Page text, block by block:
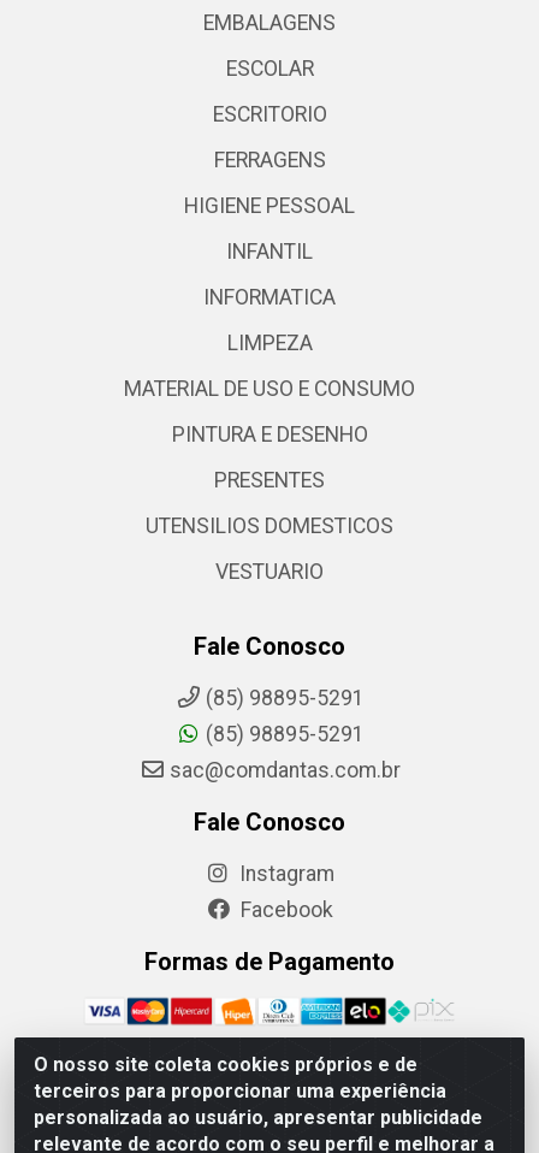
O nosso site coleta cookies próprios e de
terceiros para proporcionar uma experiência
personalizada ao usuário, apresentar publicidade
relevante de acordo com o seu perfil e melhorar a
EMBALAGENS
ESCOLAR
ESCRITORIO
FERRAGENS
HIGIENE PESSOAL
INFANTIL
INFORMATICA
LIMPEZA
MATERIAL DE USO E CONSUMO
PINTURA E DESENHO
PRESENTES
UTENSILIOS DOMESTICOS
VESTUARIO
Fale Conosco
(85) 98895-5291
(85) 98895-5291
sac@comdantas.com.br
Fale Conosco
Instagram
Facebook
Formas de Pagamento
Rafael & Dantas LTDA - Rua Floriano Peixoto, 137- Centro,
CEP: 60025-130 | CNPJ: 02.884.314/0001-20